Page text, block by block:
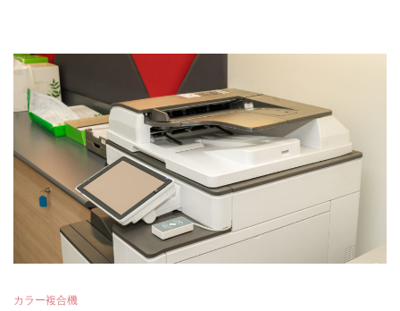
カラー複合機